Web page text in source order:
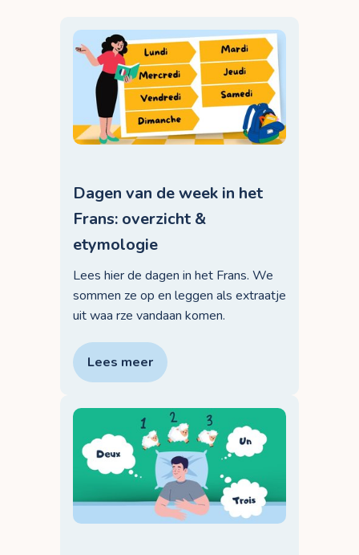
Dagen van de week in het
Frans: overzicht &
etymologie
Lees hier de dagen in het Frans. We
sommen ze op en leggen als extraatje
uit waa rze vandaan komen.
Lees meer